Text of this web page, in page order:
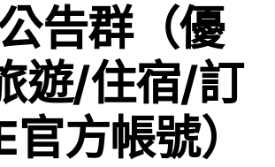
告群（優
遊/住宿/訂
方帳號）